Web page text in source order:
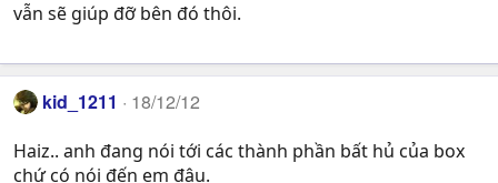
vẫn sẽ giúp đỡ bên đó thôi.
kid_1211 18/12/12
Haiz.. anh đang nói tới các thành phần bất hủ của box
chứ có nói đến em đâu.